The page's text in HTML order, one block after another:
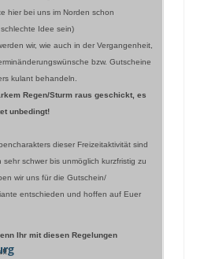
hier bei uns im Norden schon
Idee sein)
wir, wie auch in der Vergangenheit,
bzw. Gutscheine
kulant behandeln.
Regen/Sturm raus geschickt, es
unbedingt!
dieser Freizeitaktivität sind
sehr schwer bis unmöglich kurzfristig zu
wir uns für die Gutschein/
entschieden und hoffen auf Euer
Ihr mit diesen Regelungen